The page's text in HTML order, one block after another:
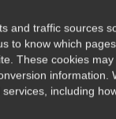
and traffic sources
to know which
These cookies
including